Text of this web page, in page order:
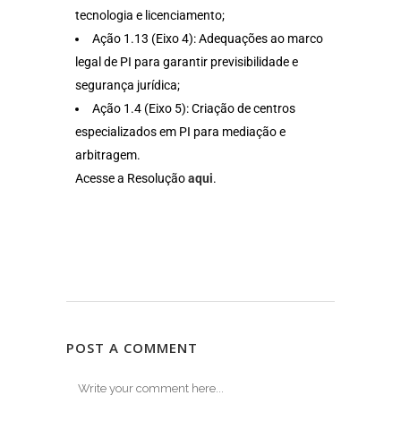
tecnologia e licenciamento;
Ação 1.13 (Eixo 4): Adequações ao marco
legal de PI para garantir previsibilidade e
segurança jurídica;
Ação 1.4 (Eixo 5): Criação de centros
especializados em PI para mediação e
arbitragem.
Acesse a Resoluçãoaqui.
POST A COMMENT